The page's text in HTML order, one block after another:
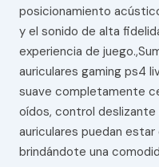
posicionamiento
y el sonido de alta
experiencia de
auriculares gaming ps4
suave completamente
oídos, control
auriculares puedan
brindándote una